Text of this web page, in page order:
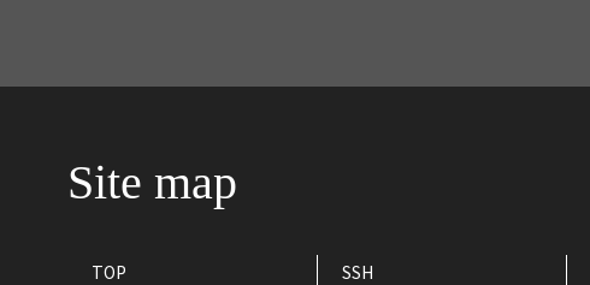
Site map
TOP SSH